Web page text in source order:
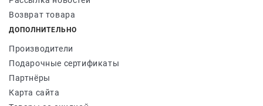
Возврат товара
ДОПОЛНИТЕЛЬНО
Производители
Подарочные сертификаты
Партнёры
Карта сайта